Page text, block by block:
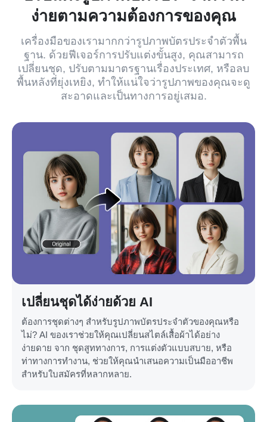
ง่ายตามความต้องการของคุณ
เครื่องมือของเรามากกว่ารูปภาพบัตรประจำตัวพื้น
ฐาน. ด้วยฟีเจอร์การปรับแต่งขั้นสูง, คุณสามารถ
เปลี่ยนชุด, ปรับตามมาตรฐานเรื่องประเทศ, หรือลบ
พื้นหลังที่ยุ่งเหยิง, ทำให้แน่ใจว่ารูปภาพของคุณจะดู
สะอาดและเป็นทางการอยู่เสมอ.
เปลี่ยนชุดได้ง่ายด้วย AI
ต้องการชุดต่างๆ สำหรับรูปภาพบัตรประจำตัวของคุณหรือ
ไม่? AI ของเราช่วยให้คุณเปลี่ยนสไตล์เสื้อผ้าได้อย่าง
ง่ายดาย จาก ชุดสูททางการ, การแต่งตัวแบบสบาย, หรือ
ท่าทางการทำงาน, ช่วยให้คุณนำเสนอความเป็นมืออาชีพ
สำหรับใบสมัครที่หลากหลาย.